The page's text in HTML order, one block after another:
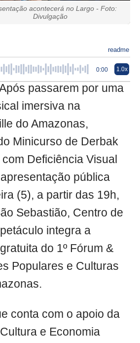
acontecerá no Largo - Foto:
Divulgação
readme
0:00 1.0x
passarem por uma
imersiva na
do Amazonas,
Minicurso de Derbak
Deficiência Visual
pública
(5), a partir das 19h,
Sebastião, Centro de
integra a
do 1º Fórum &
Populares e Culturas
conta com o apoio da
e Economia